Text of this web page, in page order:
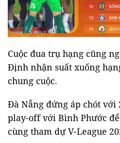
Cuộc đua trụ hạng cũng
Định nhận suất xuống
chung cuộc.
Đà Nẵng đứng áp chót với
play-off với Bình Phước
cùng tham dự V-League